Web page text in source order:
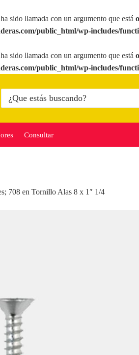
sido llamada con un argumento que está
public_html/wp-includes/
sido llamada con un argumento que está
public_html/wp-includes/
por:
Consultar
708 en Tornillo Alas 8 x 1″ 1/4